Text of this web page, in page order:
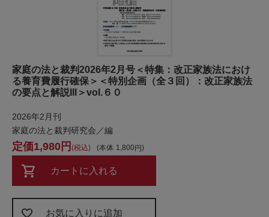
家庭の法と裁判2026年2月号＜特集：改正家族法におけ
る養育費履行確保＞＜特別企画（全３回）：改正家族法
の要点と解説III＞vol.６０
2026年2月刊
家庭の法と裁判研究会／編
本体 1,800
1,980 税込
カートに入れる
お気に入りに追加